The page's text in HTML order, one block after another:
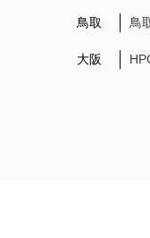
鳥取 鳥
大阪